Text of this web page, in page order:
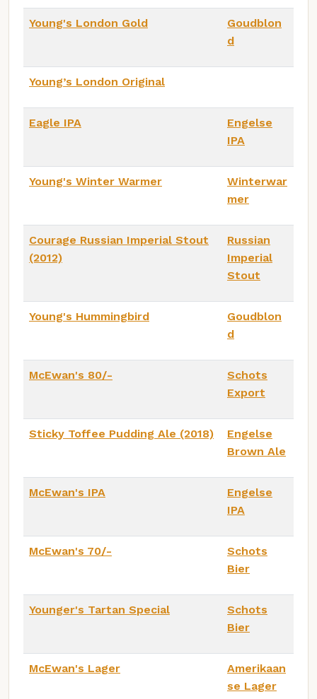
Young's London Gold
Goudblon
d
Young’s London Original
Eagle IPA
Engelse
IPA
Young's Winter Warmer
Winterwar
mer
Courage Russian Imperial Stout
(2012)
Russian
Imperial
Stout
Young's Hummingbird
Goudblon
d
McEwan's 80/-
Schots
Export
Sticky Toffee Pudding Ale (2018)
Engelse
Brown Ale
McEwan's IPA
Engelse
IPA
McEwan's 70/-
Schots
Bier
Younger's Tartan Special
Schots
Bier
McEwan's Lager
Amerikaan
se Lager